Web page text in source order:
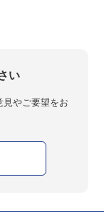
い
やご要望をお